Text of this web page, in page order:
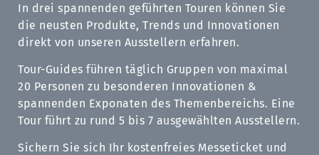
In drei spannenden geführten Touren können Sie
die neusten Produkte, Trends und Innovationen
direkt von unseren Ausstellern erfahren.
Tour-Guides führen täglich Gruppen von maximal
20 Personen zu besonderen Innovationen &
spannenden Exponaten des Themenbereichs. Eine
Tour führt zu rund 5 bis 7 ausgewählten Ausstellern.
Sichern Sie sich Ihr kostenfreies Messeticket und